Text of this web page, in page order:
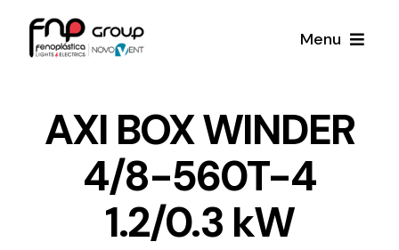
Menu
Noticias
Proyectos
AXI BOX WINDER
4/8-560T-4
1.2/0.3 kW